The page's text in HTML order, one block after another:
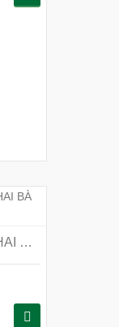
BÁN ĐÈN EXIT TẠI QUẬN HAI BÀ TRƯNG